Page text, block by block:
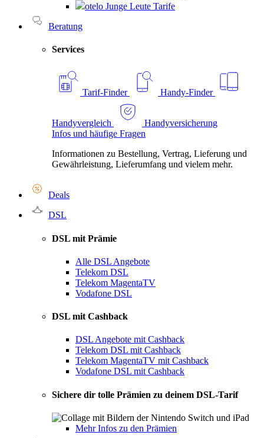
otelo Junge Leute Tarife
Beratung
Services
Tarif-Finder Handy-Finder
Handyvergleich
Handyversicherung
Infos und häufige Fragen
Informationen zu Bestellung, Vertrag, Lieferung und
Gewährleistung, Lieferumfang und vielem mehr.
Deals
DSL
DSL mit Prämie
Alle DSL Angebote
Telekom DSL
Telekom MagentaTV
Vodafone DSL
DSL mit Cashback
DSL Angebote mit Cashback
Telekom DSL mit Cashback
Telekom MagentaTV mit Cashback
Vodafone DSL mit Cashback
Sichere dir tolle Prämien zu deinem DSL-Tarif
Mehr Infos zu den Prämien